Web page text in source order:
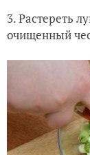
3. Растереть
очищенный